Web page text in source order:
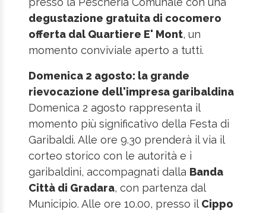
degustazione gratuita di cocomero
offerta dal Quartiere E' Mont, un
momento conviviale aperto a tutti.
Domenica 2 agosto: la grande
rievocazione dell'impresa garibaldina
Domenica 2 agosto rappresenta il
momento più significativo della Festa di
Garibaldi. Alle ore 9.30 prenderà il via il
corteo storico con le autorità e i
garibaldini, accompagnati dalla Banda
Città di Gradara, con partenza dal
Municipio. Alle ore 10.00, presso ilCippo